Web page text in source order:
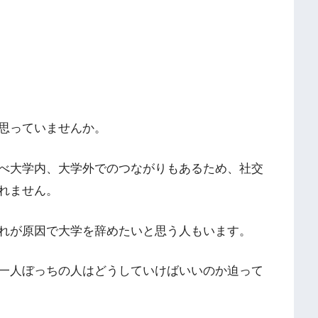
っていませんか。
大学内、大学外でのつながりもあるため、社交
ません。
原因で大学を辞めたいと思う人もいます。
人ぼっちの人はどうしていけばいいのか迫って